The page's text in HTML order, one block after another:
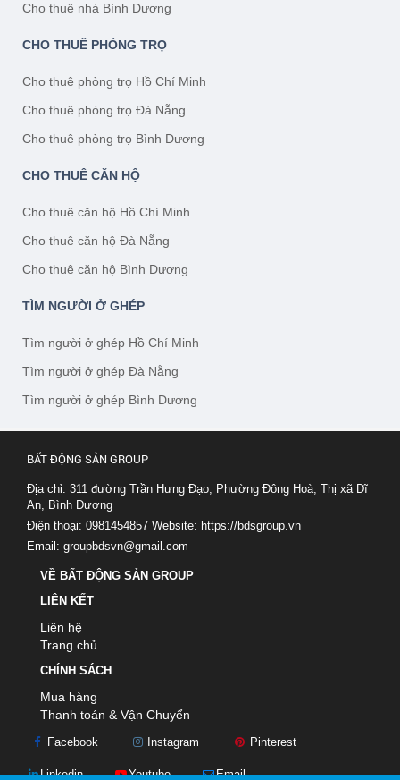
Cho thuê nhà Bình Dương
CHO THUÊ PHÒNG TRỌ
Cho thuê phòng trọ Hồ Chí Minh
Cho thuê phòng trọ Đà Nẵng
Cho thuê phòng trọ Bình Dương
CHO THUÊ CĂN HỘ
Cho thuê căn hộ Hồ Chí Minh
Cho thuê căn hộ Đà Nẵng
Cho thuê căn hộ Bình Dương
TÌM NGƯỜI Ở GHÉP
Tìm người ở ghép Hồ Chí Minh
Tìm người ở ghép Đà Nẵng
Tìm người ở ghép Bình Dương
BẤT ĐỘNG SẢN GROUP
Địa chỉ: 311 đường Trần Hưng Đạo, Phường Đông Hoà, Thị xã Dĩ
An, Bình Dương
Điện thoại: 0981454857 Website: https://bdsgroup.vn
Email: groupbdsvn@gmail.com
VỀ BẤT ĐỘNG SẢN GROUP
LIÊN KẾT
Liên hệ
Trang chủ
CHÍNH SÁCH
Mua hàng
Thanh toán & Vận Chuyển
Facebook Instagram Pinterest
Linkedin Youtube Email